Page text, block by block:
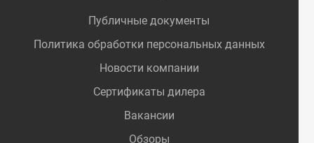
Публичные документы
Политика обработки персональных данных
Новости компании
Сертификаты дилера
Вакансии
Обзоры